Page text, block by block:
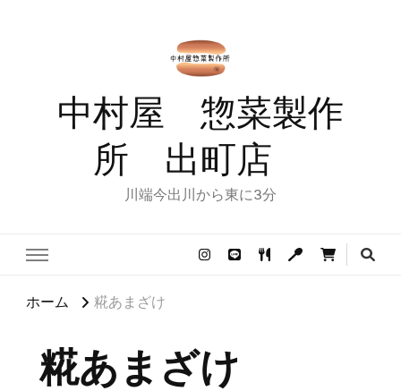
中村屋 惣菜製作
所 出町店
川端今出川から東に3分
ホーム 糀あまざけ
糀あまざけ